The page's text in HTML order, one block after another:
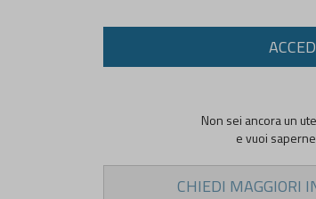
Non sei ancora un
e vuoi
CHIEDI MAGGIORI